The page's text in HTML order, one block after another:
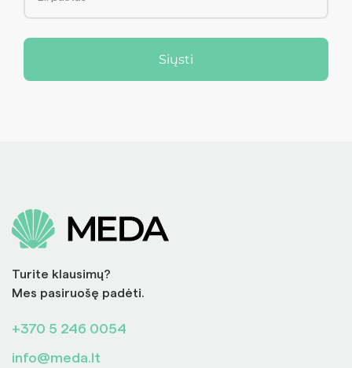
Siųsti
Turite klausimų?
Mes pasiruošę padėti.
+370 5 246 0054
info@meda.lt